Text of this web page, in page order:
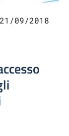
21/09/2018